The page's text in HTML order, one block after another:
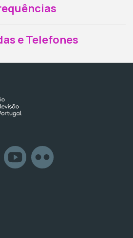
e Telefones